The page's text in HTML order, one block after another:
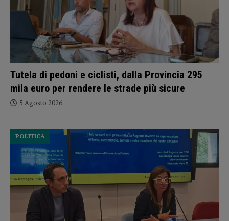
Tutela di pedoni e ciclisti, dalla Provincia 295
mila euro per rendere le strade più sicure
5 Agosto 2026
POLITICA